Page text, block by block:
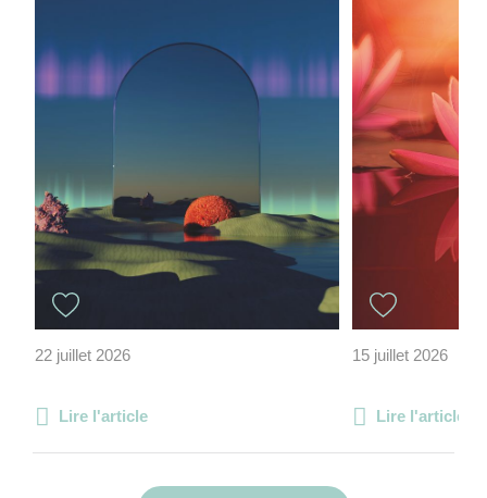
22 juillet 2026
Lire l'article
15 juillet 2026
Lire l'article